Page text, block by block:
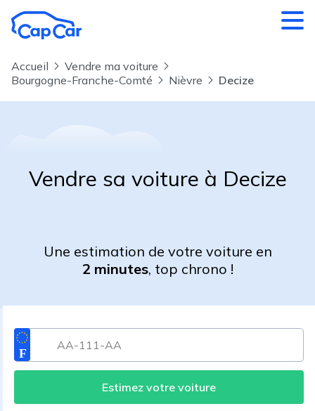
Accueil
Vendre ma voiture
Bourgogne-Franche-Comté
Nièvre Decize
Vendre sa voiture à Decize
Une estimation de votre voiture en
2 minutes, top chrono !
Estimez votre voiture